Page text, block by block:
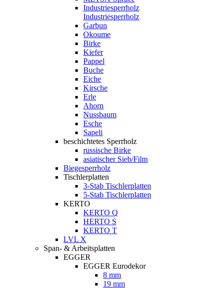
Industriesperrholz
Industriesperrholz
Garbun
Okoume
Birke
Kiefer
Pappel
Buche
Eiche
Kirsche
Erle
Ahorn
Nussbaum
Esche
Sapeli
beschichtetes Sperrholz
russische Birke
asiatischer Sieb/Film
Biegesperrholz
Tischlerplatten
3-Stab Tischlerplatten
5-Stab Tischlerplatten
KERTO
KERTO Q
HERTO S
KERTO T
LVL X
Span- & Arbeitsplatten
EGGER
EGGER Eurodekor
8 mm
19 mm